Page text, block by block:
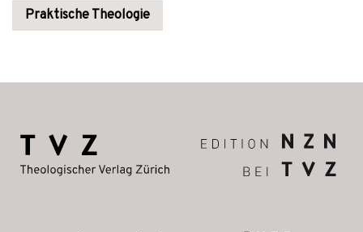
Praktische Theologie